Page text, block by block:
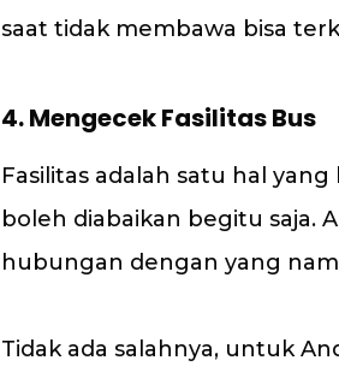
saat tidak membawa bisa
4. Mengecek Fasilitas Bus
Fasilitas adalah satu hal
boleh diabaikan begitu saja.
hubungan dengan yang
Tidak ada salahnya, untuk